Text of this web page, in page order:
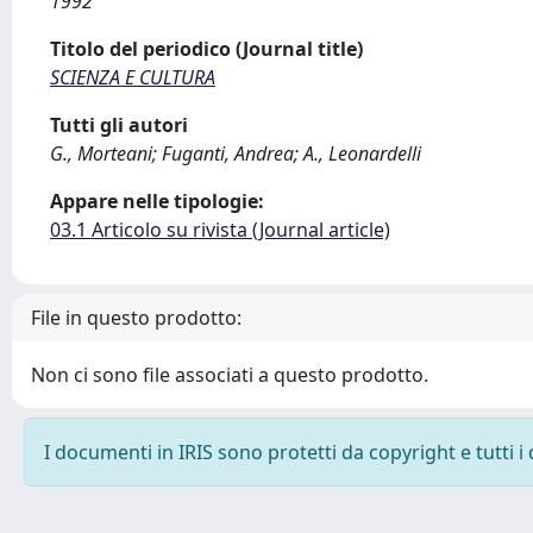
Titolo del periodico (Journal title)
SCIENZA E CULTURA
Tutti gli autori
G., Morteani; Fuganti, Andrea; A., Leonardelli
Appare nelle tipologie:
03.1 Articolo su rivista (Journal article)
File in questo prodotto:
Non ci sono file associati a questo prodotto.
I documenti in IRIS sono protetti da copyright e tutti